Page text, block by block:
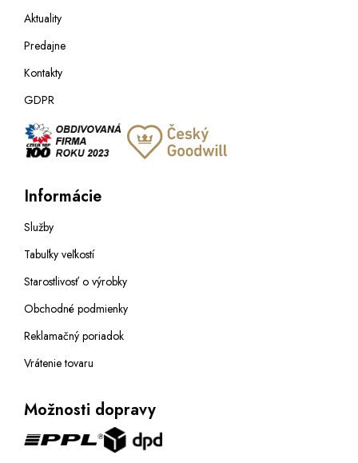
Aktuality
Predajne
Kontakty
GDPR
Informácie
Služby
Tabuľky veľkostí
Starostlivosť o výrobky
Obchodné podmienky
Reklamačný poriadok
Vrátenie tovaru
Možnosti dopravy